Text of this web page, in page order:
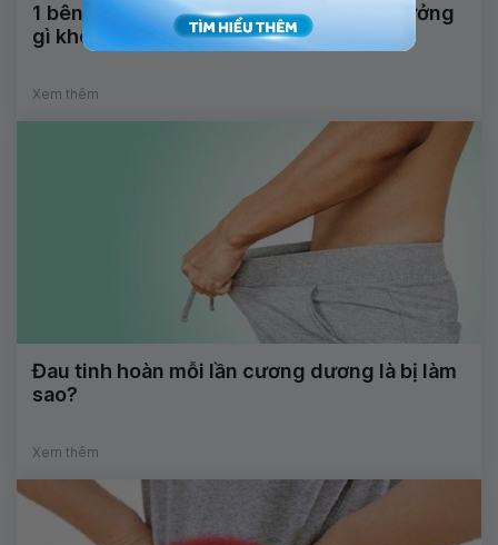
1 bên tinh hoàn của trẻ nhỏ lại có ảnh hưởng
gì không?
Xem thêm
Đau tinh hoàn mỗi lần cương dương là bị làm
sao?
Xem thêm